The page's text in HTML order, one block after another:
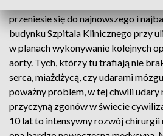
przeniesie się do najnowszego i
budynku Szpitala Klinicznego przy
w planach wykonywanie kolejnych
aorty. Tych, którzy tu trafiają nie
serca, miażdżycą, czy udarami
poważny problem, w tej chwili udary
przyczyną zgonów w świecie
10 lat to intensywny rozwój chirurgii